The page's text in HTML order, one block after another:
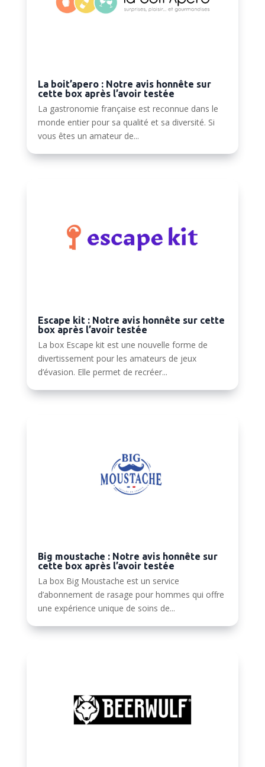
La boit’apero : Notre avis honnête sur
cette box après l’avoir testée
La gastronomie française est reconnue dans le
monde entier pour sa qualité et sa diversité. Si
vous êtes un amateur de...
Escape kit : Notre avis honnête sur cette
box après l’avoir testée
La box Escape kit est une nouvelle forme de
divertissement pour les amateurs de jeux
d’évasion. Elle permet de recréer...
Big moustache : Notre avis honnête sur
cette box après l’avoir testée
La box Big Moustache est un service
d’abonnement de rasage pour hommes qui offre
une expérience unique de soins de...